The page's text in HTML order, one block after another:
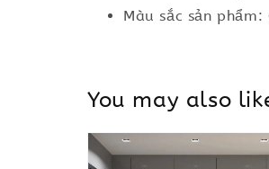
Màu sắc sản
You may also